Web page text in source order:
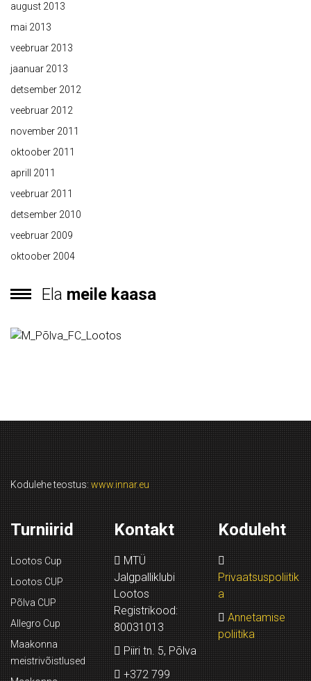
august 2013
mai 2013
veebruar 2013
jaanuar 2013
detsember 2012
veebruar 2012
november 2011
oktoober 2011
aprill 2011
veebruar 2011
detsember 2010
veebruar 2009
oktoober 2004
Ela meile kaasa
Kodulehe teostus: www.innar.eu
Turniirid
Lootos Cup
Lootos CUP
Põlva CUP
Allegro Cup
Maakonna
meistrivõistlused
Kontakt
MTÜ
Jalgpalliklubi
Lootos
Registrikood:
80031013
Piiri tn. 5, Põlva
+372 799
Koduleht
Privaatsuspoliitik
a
Annetamise
poliitika